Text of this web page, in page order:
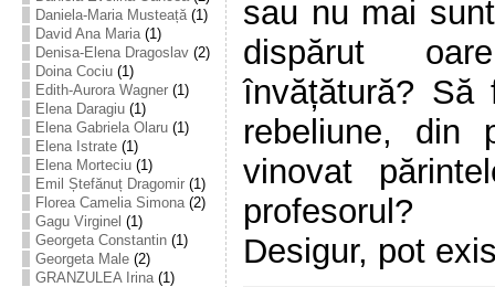
Daniela-Maria Musteață(1)
David Ana Maria(1)
Denisa-Elena Dragoslav(2)
Doina Cociu(1)
Edith-Aurora Wagner(1)
Elena Daragiu(1)
Elena Gabriela Olaru(1)
Elena Istrate(1)
Elena Morteciu(1)
Emil Ștefănuț Dragomir(1)
Florea Camelia Simona(2)
Gagu Virginel (1)
Georgeta Constantin(1)
Georgeta Male(2)
GRANZULEA Irina(1)
sau nu mai
dispărut
învățătură?
rebeliune, din
vinovat
profesorul?
Desigur, pot